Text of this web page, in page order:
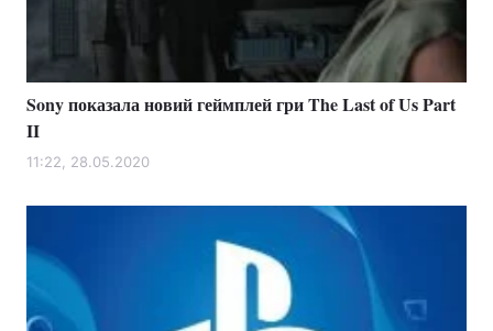
Sony показала новий геймплей гри The Last of Us Part
II
11:22, 28.05.2020